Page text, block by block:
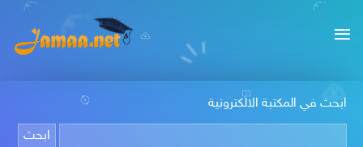
ابحث في المكتبة الالكترونية